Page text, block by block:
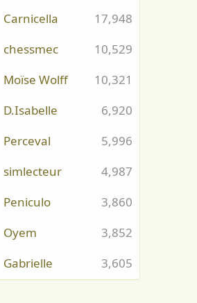
17,948
Carnicella
10,529
chessmec
10,321
Moïse Wolff
6,920
D.Isabelle
5,996
Perceval
4,987
simlecteur
3,860
Peniculo
3,852
Oyem
3,605
Gabrielle